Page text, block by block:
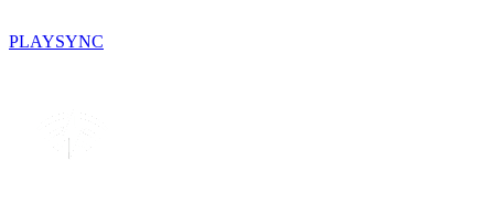
PLAYSYNC